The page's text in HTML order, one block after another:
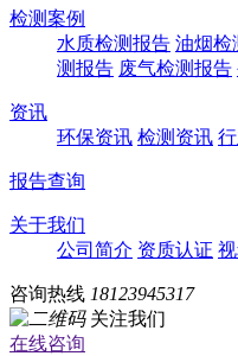
检测案例
水质检测报告 油烟检
测报告 废气检测报告
资讯
环保资讯 检测资讯
报告查询
关于我们
公司简介 资质认证
咨询热线 18123945317
关注我们
在线咨询